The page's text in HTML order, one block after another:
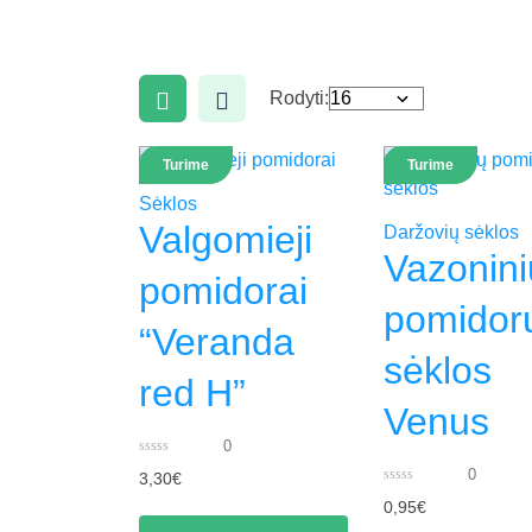
Rodyti:
Turime
Sėklos
Valgomieji
pomidorai
“Veranda
red H”
out
0
3,30€
Turime
Daržovių sėklos
sėklos
Venus
out
0
0,95€